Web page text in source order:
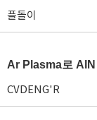
플돌이
CVDENG'R